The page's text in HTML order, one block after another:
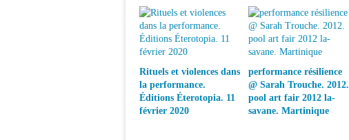
Rituels et violences dans
la performance.
Éditions Éterotopia. 11
février 2020
performance résilience
@ Sarah Trouche. 2012.
pool art fair 2012 la-
savane. Martinique